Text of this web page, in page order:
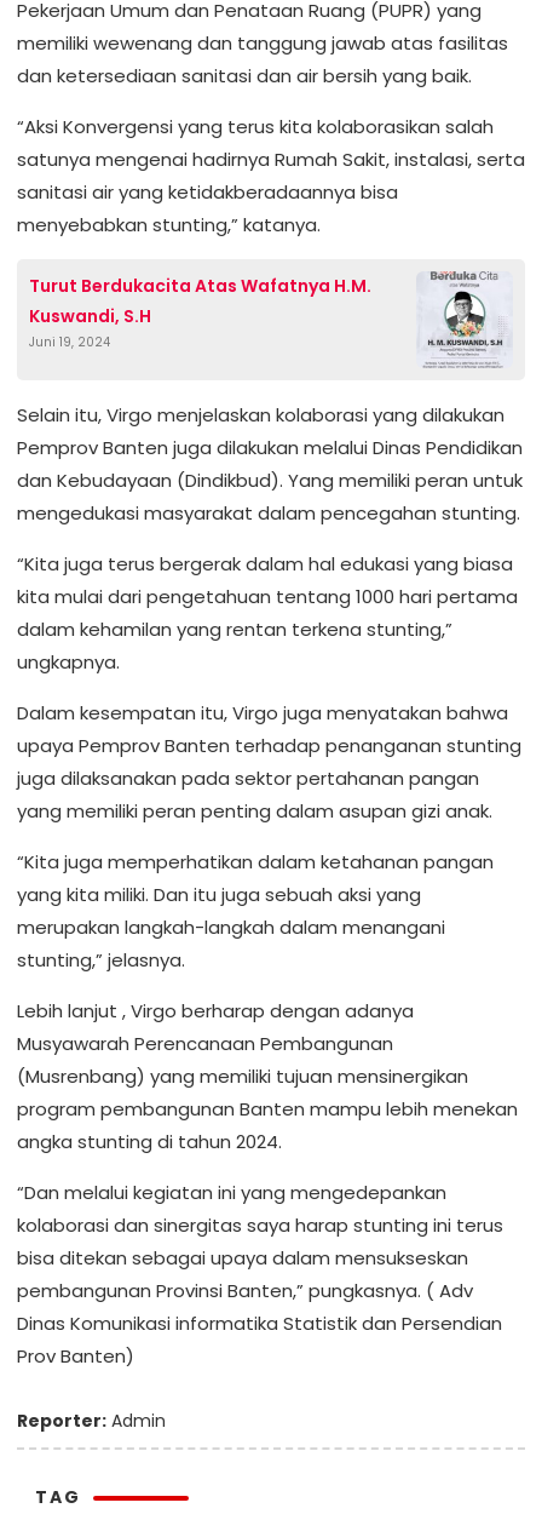
Pekerjaan Umum dan Penataan Ruang (PUPR) yang
memiliki wewenang dan tanggung jawab atas fasilitas
dan ketersediaan sanitasi dan air bersih yang baik.
“Aksi Konvergensi yang terus kita kolaborasikan salah
satunya mengenai hadirnya Rumah Sakit, instalasi, serta
sanitasi air yang ketidakberadaannya bisa
menyebabkan stunting,” katanya.
Turut Berdukacita Atas Wafatnya H.M.
Kuswandi, S.H
Juni 19, 2024
Selain itu, Virgo menjelaskan kolaborasi yang dilakukan
Pemprov Banten juga dilakukan melalui Dinas Pendidikan
dan Kebudayaan (Dindikbud). Yang memiliki peran untuk
mengedukasi masyarakat dalam pencegahan stunting.
“Kita juga terus bergerak dalam hal edukasi yang biasa
kita mulai dari pengetahuan tentang 1000 hari pertama
dalam kehamilan yang rentan terkena stunting,”
ungkapnya.
Dalam kesempatan itu, Virgo juga menyatakan bahwa
upaya Pemprov Banten terhadap penanganan stunting
juga dilaksanakan pada sektor pertahanan pangan
yang memiliki peran penting dalam asupan gizi anak.
“Kita juga memperhatikan dalam ketahanan pangan
yang kita miliki. Dan itu juga sebuah aksi yang
merupakan langkah-langkah dalam menangani
stunting,” jelasnya.
Lebih lanjut , Virgo berharap dengan adanya
Musyawarah Perencanaan Pembangunan
(Musrenbang) yang memiliki tujuan mensinergikan
program pembangunan Banten mampu lebih menekan
angka stunting di tahun 2024.
“Dan melalui kegiatan ini yang mengedepankan
kolaborasi dan sinergitas saya harap stunting ini terus
bisa ditekan sebagai upaya dalam mensukseskan
pembangunan Provinsi Banten,” pungkasnya. ( Adv
Dinas Komunikasi informatika Statistik dan Persendian
Prov Banten)
Reporter: Admin
TAG